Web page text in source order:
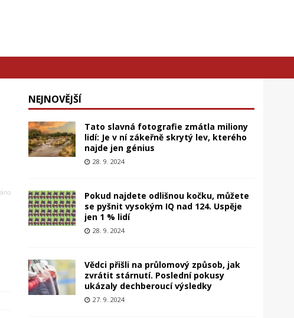
NEJNOVĚJŠÍ
Tato slavná fotografie zmátla miliony
lidí: Je v ní zákeřně skrytý lev, kterého
najde jen génius
28. 9. 2024
Pokud najdete odlišnou kočku, můžete
se pyšnit vysokým IQ nad 124. Uspěje
jen 1 % lidí
28. 9. 2024
Vědci přišli na průlomový způsob, jak
zvrátit stárnutí. Poslední pokusy
ukázaly dechberoucí výsledky
27. 9. 2024